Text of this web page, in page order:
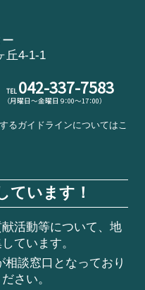
丘4-1-1
TEL 042-337-7583
（月曜日～金曜日 9：00～17：00）
るガイドラインについてはこ
ています！
活動等について、地
ています。
談窓口となっており
さい。